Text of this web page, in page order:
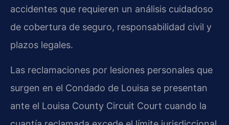
accidentes que requieren un análisis cuidadoso
de cobertura de seguro, responsabilidad civil y
plazos legales.
Las reclamaciones por lesiones personales que
surgen en el Condado de Louisa se presentan
ante el Louisa County Circuit Court cuando la